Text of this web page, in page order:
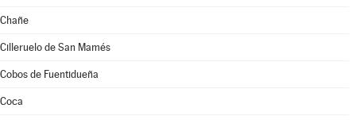
Chañe
Cilleruelo de San Mamés
Cobos de Fuentidueña
Coca